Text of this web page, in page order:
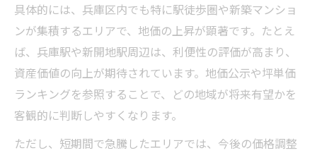
具体的には、兵庫区内でも特に駅徒歩圏や新築マンショ
ンが集積するエリアで、地価の上昇が顕著です。たとえ
ば、兵庫駅や新開地駅周辺は、利便性の評価が高まり、
資産価値の向上が期待されています。地価公示や坪単価
ランキングを参照することで、どの地域が将来有望かを
客観的に判断しやすくなります。
ただし、短期間で急騰したエリアでは、今後の価格調整